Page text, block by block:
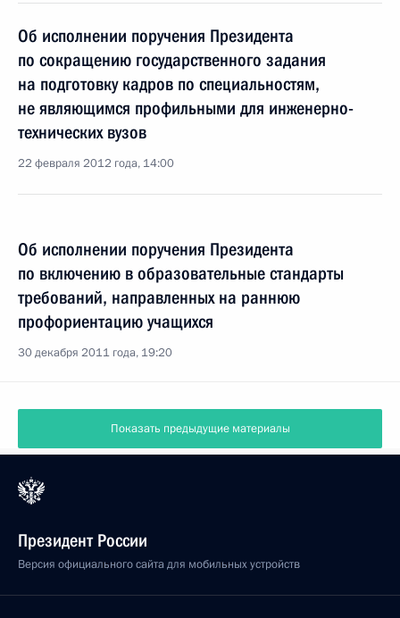
Об исполнении поручения Президента
по сокращению государственного задания
на подготовку кадров по специальностям,
не являющимся профильными для инженерно-
технических вузов
22 февраля 2012 года, 14:00
Об исполнении поручения Президента
по включению в образовательные стандарты
требований, направленных на раннюю
профориентацию учащихся
30 декабря 2011 года, 19:20
Показать предыдущие материалы
Президент России
Версия официального сайта для мобильных устройств